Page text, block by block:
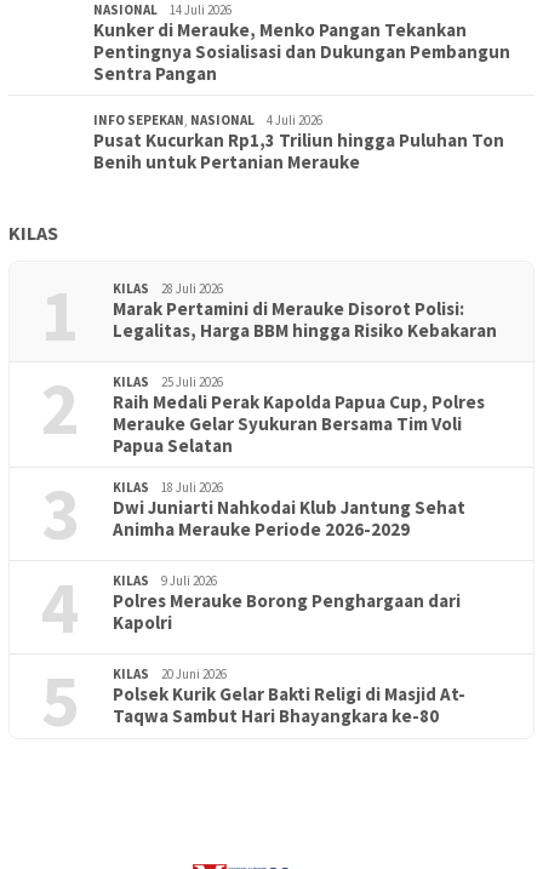
NASIONAL 14 Juli 2026
Kunker di Merauke, Menko Pangan Tekankan
Pentingnya Sosialisasi dan Dukungan Pembangun
Sentra Pangan
INFO SEPEKAN, NASIONAL 4 Juli 2026
Pusat Kucurkan Rp1,3 Triliun hingga Puluhan Ton
Benih untuk Pertanian Merauke
KILAS
1 KILAS 28 Juli 2026
Marak Pertamini di Merauke Disorot Polisi:
Legalitas, Harga BBM hingga Risiko Kebakaran
2 KILAS 25 Juli 2026
Raih Medali Perak Kapolda Papua Cup, Polres
Merauke Gelar Syukuran Bersama Tim Voli
Papua Selatan
3 KILAS 18 Juli 2026
Dwi Juniarti Nahkodai Klub Jantung Sehat
Animha Merauke Periode 2026-2029
4 KILAS 9 Juli 2026
Polres Merauke Borong Penghargaan dari
Kapolri
5 KILAS 20 Juni 2026
Polsek Kurik Gelar Bakti Religi di Masjid At-
Taqwa Sambut Hari Bhayangkara ke-80
PENDIDIKAN 18 Juni 2026
Lepas Puluhan Peserta Didik, TK Yapis 2 Merauke Siapkan